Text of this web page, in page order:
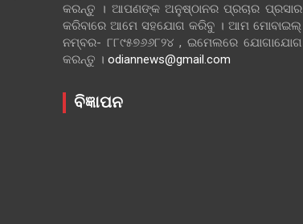
କରନ୍ତୁ । ଆପଣଙ୍କ ଅନୁଷ୍ଠାନର ପ୍ରଚାର ପ୍ରସାର
କରିବାରେ ଆମେ ସହଯୋଗ କରିବୁ । ଆମ ମୋବାଇଲ୍
ନମ୍ବର- ୮୮୯୫୭୬୬୮୨୪ , ଇମେଲରେ ଯୋଗାଯୋଗ
କରନ୍ତୁ । odiannews@gmail.com
ବିଜ୍ଞାପନ